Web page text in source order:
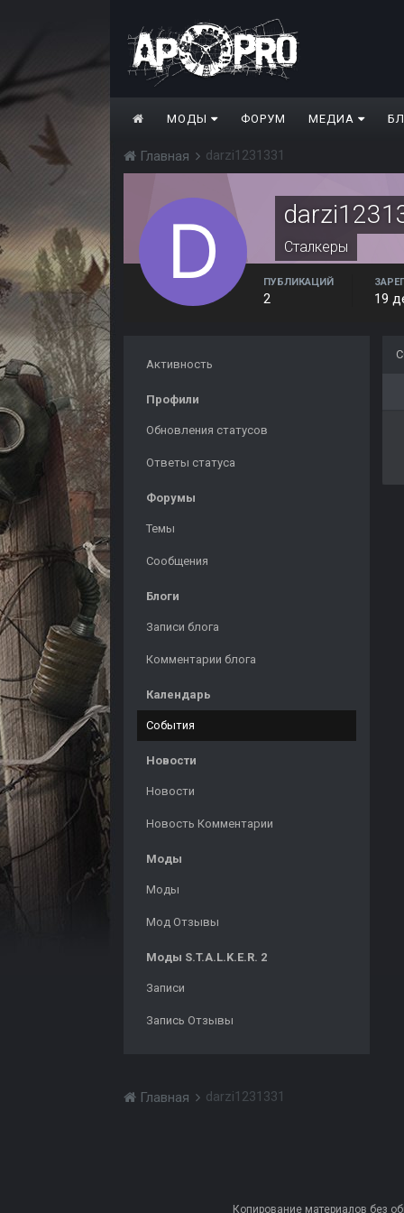
МОДЫ ФОРУМ МЕДИА
Главная darzi1231331
Сталкеры
ПУБЛИКАЦИЙ
2 19
Активность
Профили
Обновления статусов
Ответы статуса
Форумы
Темы
Сообщения
Блоги
Записи блога
Комментарии блога
Календарь
События
Новости
Новости
Новость Комментарии
Моды
Моды
Мод Отзывы
Моды S.T.A.L.K.E.R. 2
Записи
Запись Отзывы
Главная darzi1231331
Копирование материалов без